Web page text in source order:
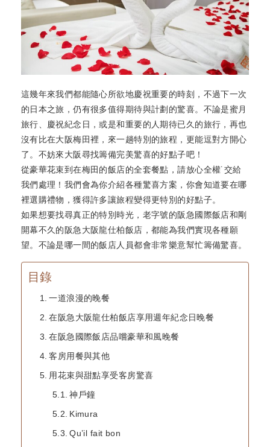
這幾年來我們都能隨心所欲地慶祝重要的時刻，不過下一次
的日本之旅，仍有很多值得期待與計劃的驚喜。不論是蜜月
旅行、慶祝紀念日，或是和重要的人期待已久的旅行，再也
沒有比在大阪梅田裡，來一趟特別的旅程，更能逗對方開心
了。不妨來大阪尋找籌備完美驚喜的好點子吧！
從豪華花束到在梅田的飯店的全套餐點，請放心全權˙交給
我們處理！我們會為你介紹各種驚喜方案，你會知道要在哪
裡選購禮物，獲得許多讓旅程變得更特別的好點子。
如果想要找尋真正的特別時光，老字號的阪急國際飯店和剛
開幕不久的阪急大阪龍仕柏飯店，都能為我們實現各種願
望。不論是哪一間的飯店人員都會非常樂意幫忙籌備驚喜。
目錄
一道浪漫的晚餐
在阪急大阪龍仕柏飯店享用週年紀念日晚餐
在阪急國際飯店品嚐豪華和風晚餐
客房用餐與其他
用花束與甜點享受客房驚喜
神戶鐘
Kimura
Qu’il fait bon